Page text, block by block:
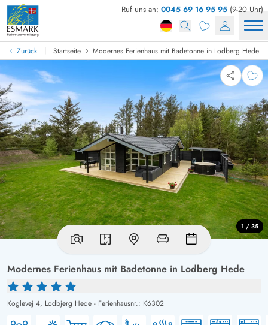
Ruf uns an: 0045 69 16 95 95 (9-20 Uhr)
Zurück | Startseite Modernes Ferienhaus mit Badetonne in Lodberg Hede
Modernes Ferienhaus mit Badetonne in Lodberg Hede
Koglevej 4, Lodbjerg Hede - Ferienhausnr.: K6302
1 / 35